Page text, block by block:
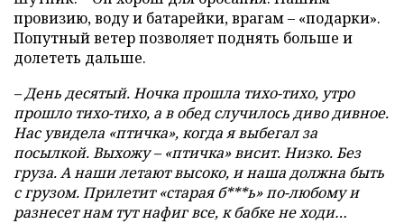
провизию, воду и батарейки, врагам – «подарки».
Попутный ветер позволяет поднять больше и
долететь дальше.
– День десятый. Ночка прошла тихо-тихо, утро
прошло тихо-тихо, а в обед случилось диво дивное.
Нас увидела «птичка», когда я выбегал за
посылкой. Выхожу – «птичка» висит. Низко. Без
груза. А наши летают высоко, и наша должна быть
с грузом. Прилетит «старая б***ь» по-любому и
разнесет нам тут нафиг все, к бабке не ходи…